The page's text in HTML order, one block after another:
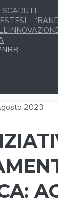
SCADUTI
–
2023